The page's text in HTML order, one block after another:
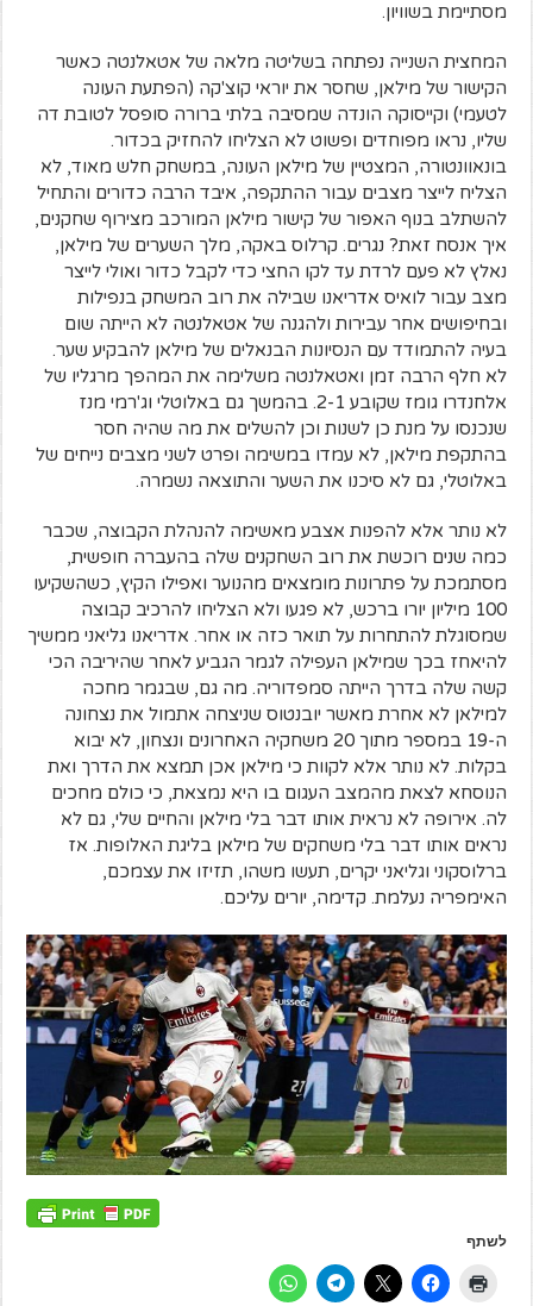
מסתיימת בשוויון.
המחצית השנייה נפתחה בשליטה מלאה של אטאלנטה כאשר
הקישור של מילאן, שחסר את יוראי קוצ'קה (הפתעת העונה
לטעמי) וקייסוקה הונדה שמסיבה בלתי ברורה סופסל לטובת דה
שליו, נראו מפוחדים ופשוט לא הצליחו להחזיק בכדור.
בונאוונטורה, המצטיין של מילאן העונה, במשחק חלש מאוד, לא
הצליח לייצר מצבים עבור ההתקפה, איבד הרבה כדורים והתחיל
להשתלב בנוף האפור של קישור מילאן המורכב מצירוף שחקנים,
איך אנסח זאת? נגרים. קרלוס באקה, מלך השערים של מילאן,
נאלץ לא פעם לרדת עד לקו החצי כדי לקבל כדור ואולי לייצר
מצב עבור לואיס אדריאנו שבילה את רוב המשחק בנפילות
ובחיפושים אחר עבירות ולהגנה של אטאלנטה לא הייתה שום
בעיה להתמודד עם הנסיונות הבנאלים של מילאן להבקיע שער.
לא חלף הרבה זמן ואטאלנטה משלימה את המהפך מרגליו של
אלחנדרו גומז שקובע 2-1.
בהמשך גם באלוטלי וג'רמי מנז
שנכנסו על מנת כן לשנות וכן להשלים את מה שהיה חסר
בהתקפת מילאן, לא עמדו במשימה ופרט לשני מצבים נייחים של
באלוטלי, גם לא סיכנו את השער והתוצאה נשמרה.
לא נותר אלא להפנות אצבע מאשימה להנהלת הקבוצה, שכבר
כמה שנים רוכשת את רוב השחקנים שלה בהעברה חופשית,
מסתמכת על פתרונות מומצאים מהנוער ואפילו הקיץ, כשהשקיעו
100 מיליון יורו ברכש, לא פגעו ולא הצליחו להרכיב קבוצה
שמסוגלת להתחרות על תואר כזה או אחר. אדריאנו גליאני ממשיך
להיאחז בכך שמילאן העפילה לגמר הגביע לאחר שהיריבה הכי
קשה שלה בדרך הייתה סמפדוריה. מה גם, שבגמר מחכה
למילאן לא אחרת מאשר יובנטוס שניצחה אתמול את נצחונה
ה-19 במספר מתוך 20 משחקיה האחרונים ונצחון, לא יבוא
בקלות. לא נותר אלא לקוות כי מילאן אכן תמצא את הדרך ואת
הנוסחא לצאת מהמצב העגום בו היא נמצאת, כי כולם מחכים
לה. אירופה לא נראית אותו דבר בלי מילאן והחיים שלי, גם לא
נראים אותו דבר בלי משחקים של מילאן בליגת האלופות. אז
ברלוסקוני וגליאני יקרים, תעשו משהו, תזיזו את עצמכם,
האימפריה נעלמת. קדימה, יורים עליכם.
לשתף